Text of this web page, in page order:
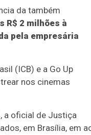
da também
R$ 2 milhões à
pela empresária
(ICB) e a Go Up
nos cinemas
a oficial de Justiça
em Brasília, em